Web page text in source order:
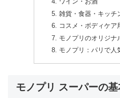
ワイン・お酒
雑貨・食器・キッチ
コスメ・ボディケア
モノプリのオリジナ
モノプリ：パリで人
モノプリ スーパーの